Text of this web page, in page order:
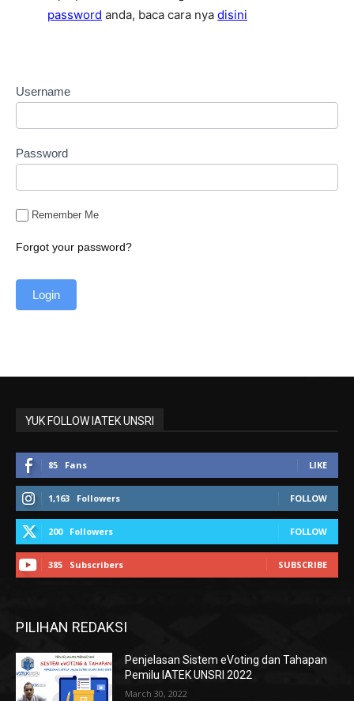
password anda, baca cara nya disini
Username
Password
Remember Me
Forgot your password?
YUK FOLLOW IATEK UNSRI
85 Fans LIKE
1,163 Followers FOLLOW
200 Followers FOLLOW
385 Subscribers SUBSCRIBE
PILIHAN REDAKSI
Penjelasan Sistem eVoting dan Tahapan
Pemilu IATEK UNSRI 2022
March 30, 2022